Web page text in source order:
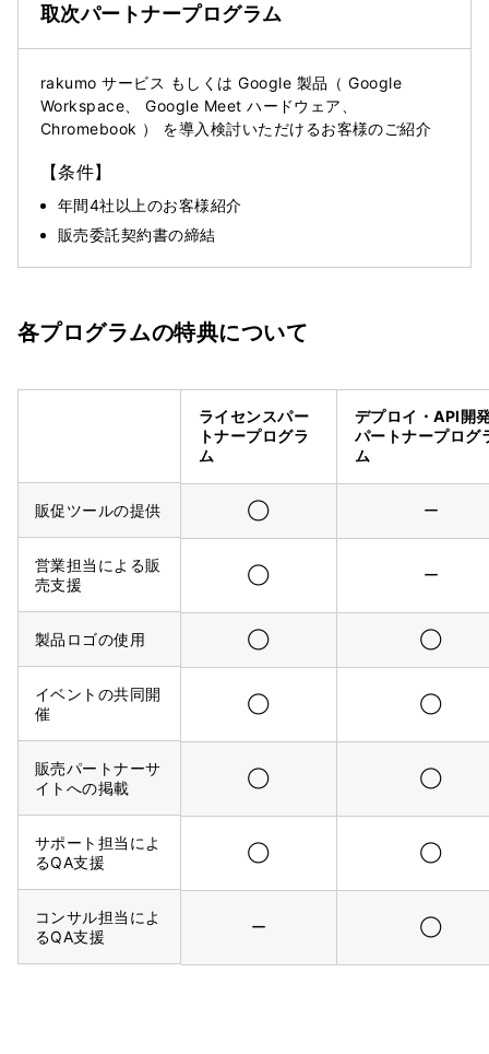
取次パートナープログラム
rakumo サービス もしくは Google 製品（ Google
Workspace、 Google Meet ハードウェア、
Chromebook ） を導入検討いただけるお客様のご紹介
【条件】
年間4社以上のお客様紹介
販売委託契約書の締結
各プログラムの特典について
ライセンスパー
トナープログラ
ム
デプロイ・API開
パートナープログ
ム
販促ツールの提供 ◯ ー
営業担当による販
売支援
◯ ー
製品ロゴの使用 ◯ ◯
イベントの共同開
催
◯ ◯
販売パートナーサ
イトへの掲載
◯ ◯
サポート担当によ
るQA支援
◯ ◯
コンサル担当によ
るQA支援
ー ◯